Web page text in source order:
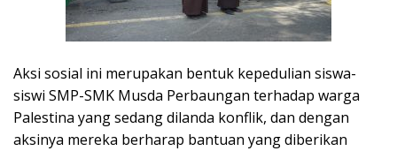
Aksi sosial ini merupakan bentuk kepedulian siswa-
siswi SMP-SMK Musda Perbaungan terhadap warga
Palestina yang sedang dilanda konflik, dan dengan
aksinya mereka berharap bantuan yang diberikan